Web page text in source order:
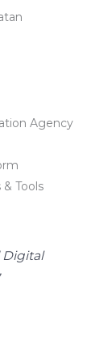
Agency
Tools
Digital